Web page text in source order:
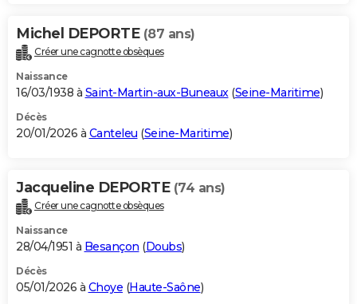
Carte de Noël
Carte Bonne année
Carte Saint-Valentin
Carte Pâques
Carte d'anniversaire
DICTIONNAIRE
Dictionnaire
Biographies
Citations
Expressions
Proverbes
PROGRAMME TV
S'inscrire
Se connecter
Lycées
Collèges
Primaires
Universités
Entreprises
Service militaire
Avis de recherche
AVIS DE DÉCÈS
Bricolage
Lifestyle
Culture
Sport
Auto
Television
Voyage
Cinema
Michel DEPORTE (87 ans)
Créer une cagnotte obsèques
Naissance
16/03/1938 à Saint-Martin-aux-Buneaux(Seine-Maritime)
Décès
20/01/2026 à Canteleu (Seine-Maritime)
Jacqueline DEPORTE (74 ans)
Créer une cagnotte obsèques
Naissance
28/04/1951 à Besançon (Doubs)
Décès
05/01/2026 à Choye (Haute-Saône)